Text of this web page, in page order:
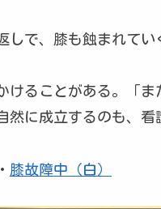
で、膝も蝕まれてい
けることがある。「ま
然に成立するのも、看
・ 膝故障中（白）